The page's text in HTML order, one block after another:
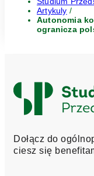
Artykuly /
Autonomia
ogranicza
Logo
Studium
Dołącz do
ciesz się